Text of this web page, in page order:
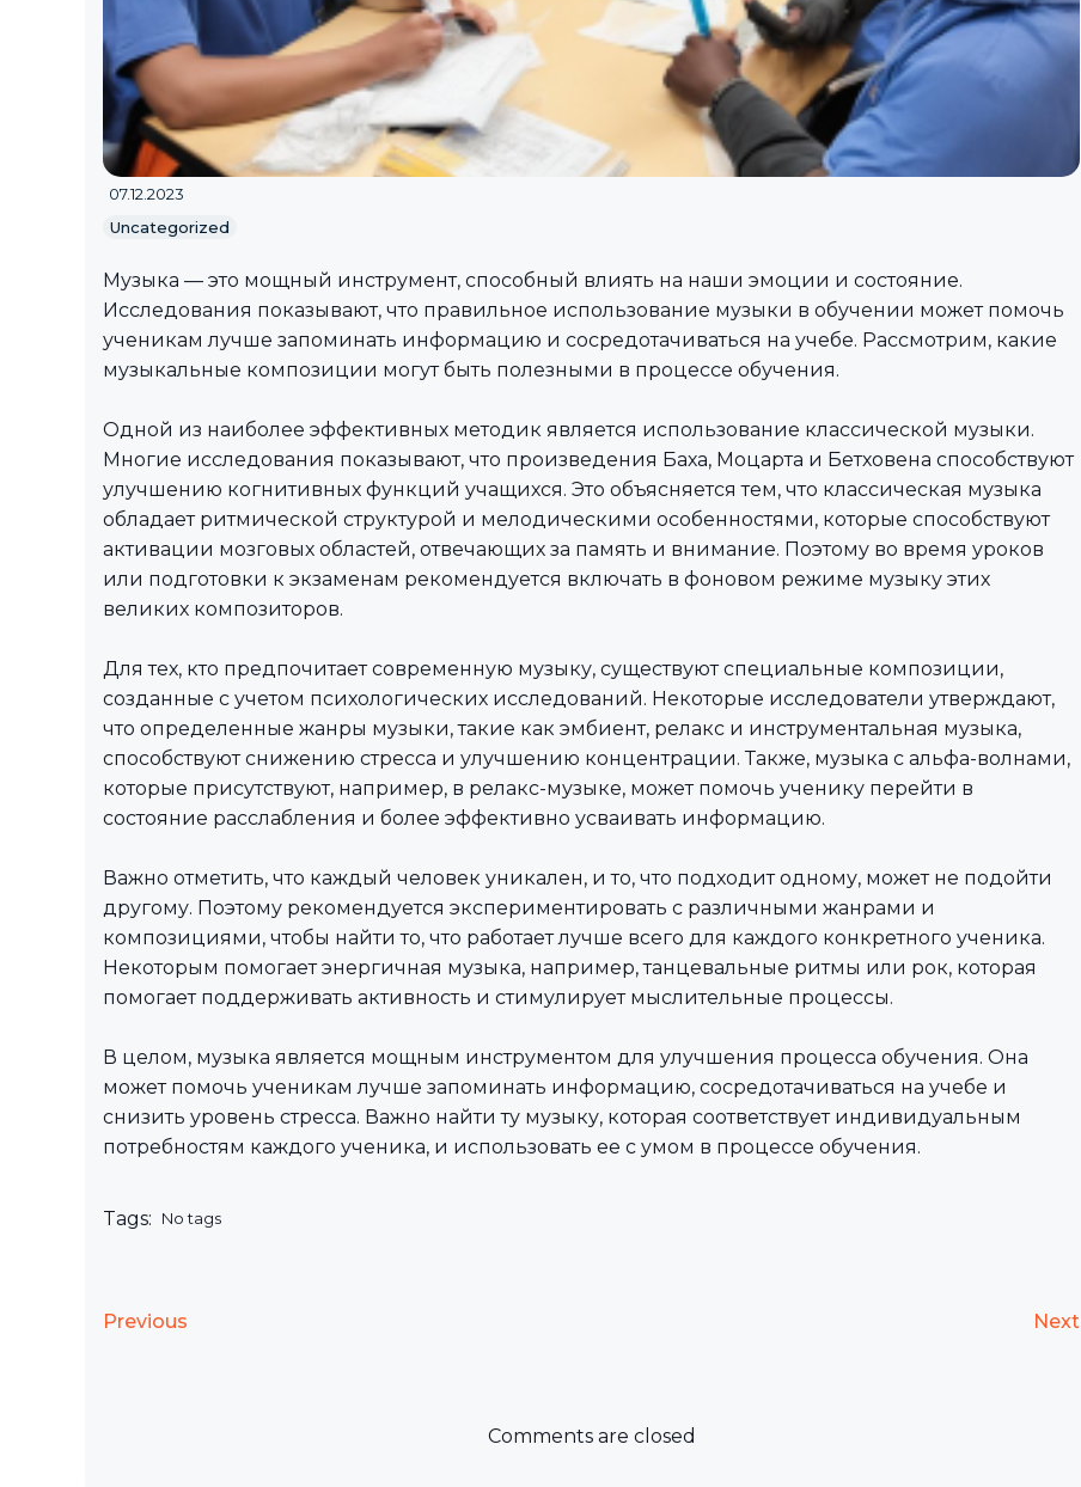
07.12.2023
Uncategorized
Музыка — это мощный инструмент, способный влиять на наши эмоции и состояние.
Исследования показывают, что правильное использование музыки в обучении может помочь
ученикам лучше запоминать информацию и сосредотачиваться на учебе. Рассмотрим, какие
музыкальные композиции могут быть полезными в процессе обучения.
Одной из наиболее эффективных методик является использование классической музыки.
Многие исследования показывают, что произведения Баха, Моцарта и Бетховена способствуют
улучшению когнитивных функций учащихся. Это объясняется тем, что классическая музыка
обладает ритмической структурой и мелодическими особенностями, которые способствуют
активации мозговых областей, отвечающих за память и внимание. Поэтому во время уроков
или подготовки к экзаменам рекомендуется включать в фоновом режиме музыку этих
великих композиторов.
Для тех, кто предпочитает современную музыку, существуют специальные композиции,
созданные с учетом психологических исследований. Некоторые исследователи утверждают,
что определенные жанры музыки, такие как эмбиент, релакс и инструментальная музыка,
способствуют снижению стресса и улучшению концентрации. Также, музыка с альфа-волнами,
которые присутствуют, например, в релакс-музыке, может помочь ученику перейти в
состояние расслабления и более эффективно усваивать информацию.
Важно отметить, что каждый человек уникален, и то, что подходит одному, может не подойти
другому. Поэтому рекомендуется экспериментировать с различными жанрами и
композициями, чтобы найти то, что работает лучше всего для каждого конкретного ученика.
Некоторым помогает энергичная музыка, например, танцевальные ритмы или рок, которая
помогает поддерживать активность и стимулирует мыслительные процессы.
В целом, музыка является мощным инструментом для улучшения процесса обучения. Она
может помочь ученикам лучше запоминать информацию, сосредотачиваться на учебе и
снизить уровень стресса. Важно найти ту музыку, которая соответствует индивидуальным
потребностям каждого ученика, и использовать ее с умом в процессе обучения.
Tags: No tags
Previous Next
Comments are closed